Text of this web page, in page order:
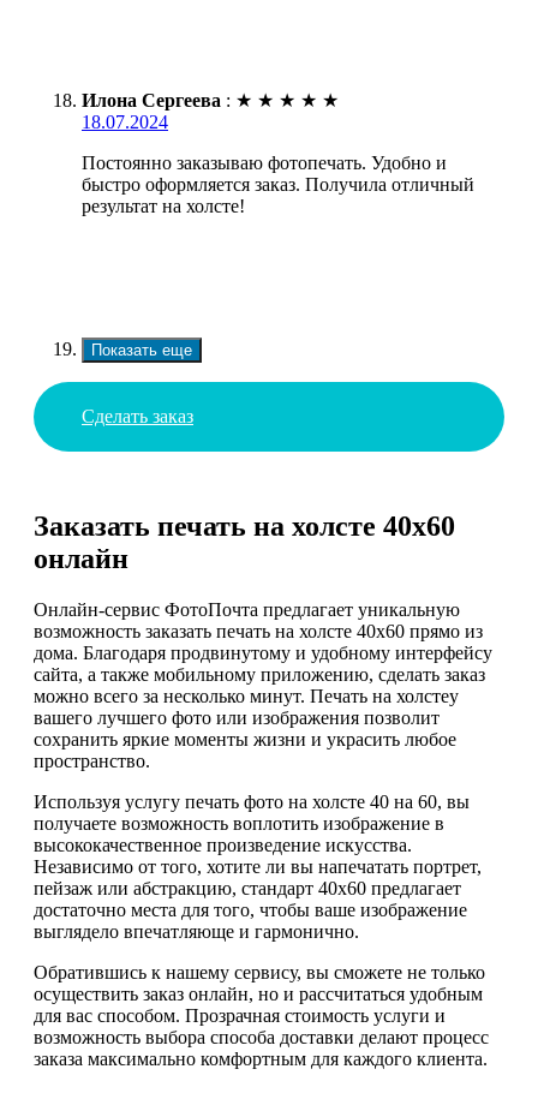
Илона Сергеева : ★ ★ ★ ★ ★
18.07.2024
Постоянно заказываю фотопечать. Удобно и
быстро оформляется заказ. Получила отличный
результат на холсте!
Показать еще
Сделать заказ
Заказать печать на холсте 40х60
онлайн
Онлайн-сервис ФотоПочта предлагает уникальную
возможность заказать печать на холсте 40х60 прямо из
дома. Благодаря продвинутому и удобному интерфейсу
сайта, а также мобильному приложению, сделать заказ
можно всего за несколько минут. Печать на холстеу
вашего лучшего фото или изображения позволит
сохранить яркие моменты жизни и украсить любое
пространство.
Используя услугу печать фото на холсте 40 на 60, вы
получаете возможность воплотить изображение в
высококачественное произведение искусства.
Независимо от того, хотите ли вы напечатать портрет,
пейзаж или абстракцию, стандарт 40х60 предлагает
достаточно места для того, чтобы ваше изображение
выглядело впечатляюще и гармонично.
Обратившись к нашему сервису, вы сможете не только
осуществить заказ онлайн, но и рассчитаться удобным
для вас способом. Прозрачная стоимость услуги и
возможность выбора способа доставки делают процесс
заказа максимально комфортным для каждого клиента.